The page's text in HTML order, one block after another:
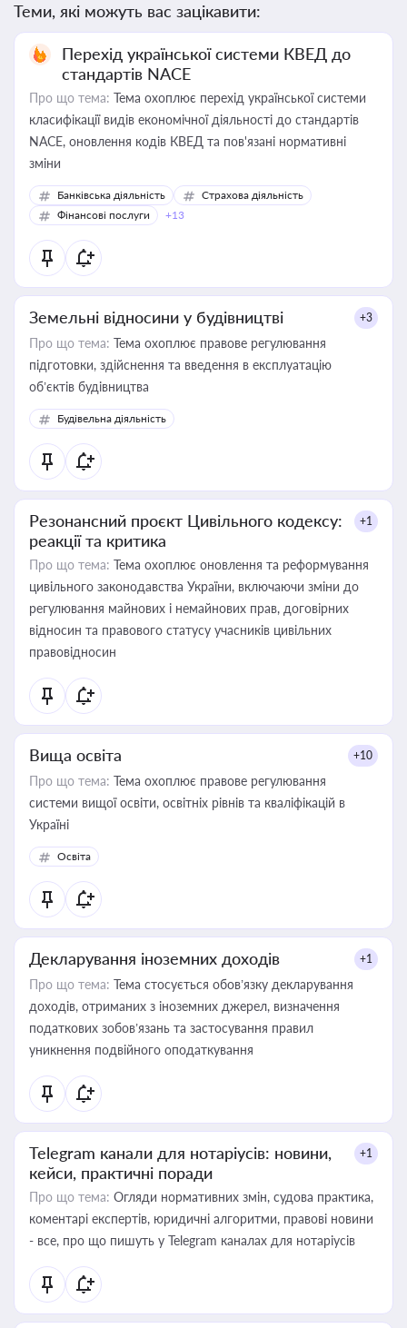
Теми, які можуть вас зацікавити:
Перехід української системи КВЕД до
стандартів NACE
Про що тема: Тема охоплює перехід української системи
класифікації видів економічної діяльності до стандартів
NACE, оновлення кодів КВЕД та пов'язані нормативні
зміни
Банківська діяльність
Страхова діяльність
Фінансові послуги
+13
Земельні відносини у будівництві +3
Про що тема: Тема охоплює правове регулювання
підготовки, здійснення та введення в експлуатацію
об’єктів будівництва
Будівельна діяльність
Резонансний проєкт Цивільного кодексу:
реакції та критика
+1
Про що тема: Тема охоплює оновлення та реформування
цивільного законодавства України, включаючи зміни до
регулювання майнових і немайнових прав, договірних
відносин та правового статусу учасників цивільних
правовідносин
Вища освіта +10
Про що тема: Тема охоплює правове регулювання
системи вищої освіти, освітніх рівнів та кваліфікацій в
Україні
Освіта
Декларування іноземних доходів +1
Про що тема: Тема стосується обов’язку декларування
доходів, отриманих з іноземних джерел, визначення
податкових зобов’язань та застосування правил
уникнення подвійного оподаткування
Telegram канали для нотаріусів: новини,
кейси, практичні поради
+1
Про що тема: Огляди нормативних змін, судова практика,
коментарі експертів, юридичні алгоритми, правові новини
- все, про що пишуть у Telegram каналах для нотаріусів